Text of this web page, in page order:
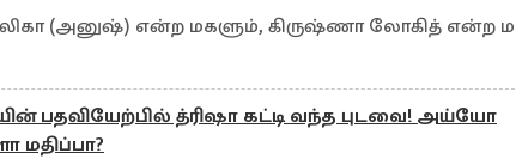
(அனுஷ்) என்ற மகளும், கிருஷ்ணா லோகித் என்ற
பதவியேற்பில் த்ரிஷா கட்டி வந்த புடவை! அய்யோ
மதிப்பா?